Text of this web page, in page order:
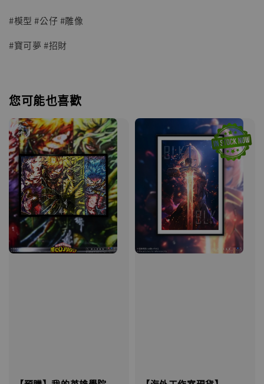
#模型 #公仔 #雕像
#寶可夢 #招財
您可能也喜歡